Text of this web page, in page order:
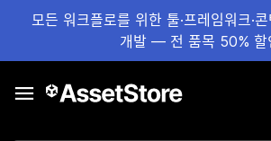
모든 워크플로를 위한 툴·프레임워크·
개발 — 전 품목 50% 할